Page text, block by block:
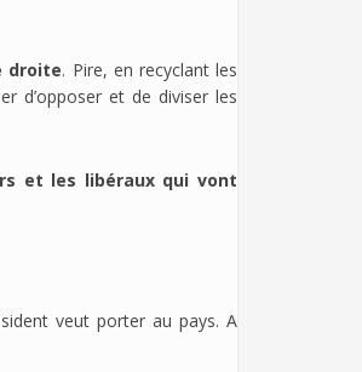
droite. Pire, en recyclant les
d’opposer et de diviser les
et les libéraux qui vont
veut porter au pays. A